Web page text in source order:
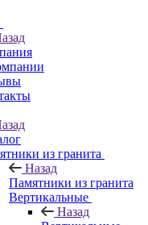
из гранита
Назад
Памятники из гранита
Вертикальные
Назад